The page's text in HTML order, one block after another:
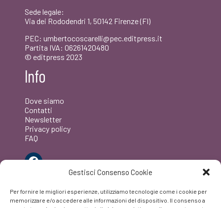
Gestisci Consenso Cookie
Per fornire le migliori esperienze, utilizziamo tecnologie come i cookie per
memorizzare e/o accedere alle informazioni del dispositivo. Il consenso a
Sede legale:
Via dei Rododendri 1, 50142 Firenze (FI)
PEC: umbertocoscarelli@pec.editpress.it
Partita IVA: 06261420480
© editpress 2023
Info
Dove siamo
Contatti
Newsletter
Privacy policy
FAQ